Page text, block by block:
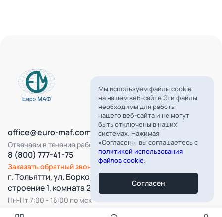
Все категории
office@euro-maf.com
Отвечаем в течение рабочего дня
8 (800) 777-41-75
Заказать обратный звонок
г. Тольятти, ул. Борковская, д. 16,
строение 1, комната 22
Пн-Пт 7:00 - 16:00 по мск
Мы используем файлы cookie
на нашем веб-сайте Эти файлы
необходимы для работы
нашего веб-сайта и не могут
быть отключены в наших
системах. Нажимая
«Согласен», вы соглашаетесь с
политикой использования
файлов cookie.
Согласен